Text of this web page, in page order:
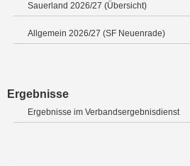
Sauerland 2026/27 (Übersicht)
Allgemein 2026/27 (SF Neuenrade)
Ergebnisse
Ergebnisse im Verbandsergebnisdienst